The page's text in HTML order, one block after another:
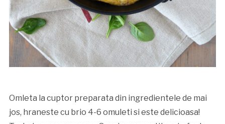
Omleta la cuptor preparata din ingredientele de mai
jos, hraneste cu brio 4-6 omuleti si este delicioasa!